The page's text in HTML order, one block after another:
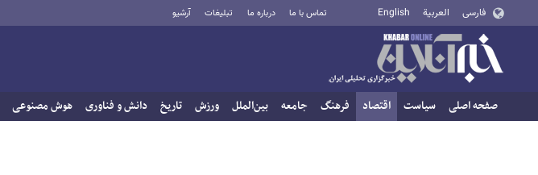
فارسی العربية English تماس با ما درباره ما تبلیغات آرشیو
صفحه اصلی سیاست اقتصاد فرهنگ جامعه بین‌الملل ورزش تاریخ دانش و فناوری هوش مصنوعی